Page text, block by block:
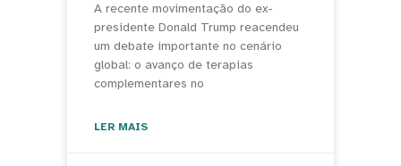
A recente movimentação do ex-
presidente Donald Trump reacendeu
um debate importante no cenário
global: o avanço de terapias
complementares no
LER MAIS